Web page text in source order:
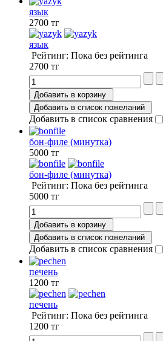
язык
2700 тг
язык
Рейтинг: Пока без рейтинга
2700 тг
Добавить в корзину
Добавить в список пожеланий
Добавить в список сравнения
бон-филе (минутка)
5000 тг
бон-филе (минутка)
Рейтинг: Пока без рейтинга
5000 тг
Добавить в корзину
Добавить в список пожеланий
Добавить в список сравнения
печень
1200 тг
печень
Рейтинг: Пока без рейтинга
1200 тг